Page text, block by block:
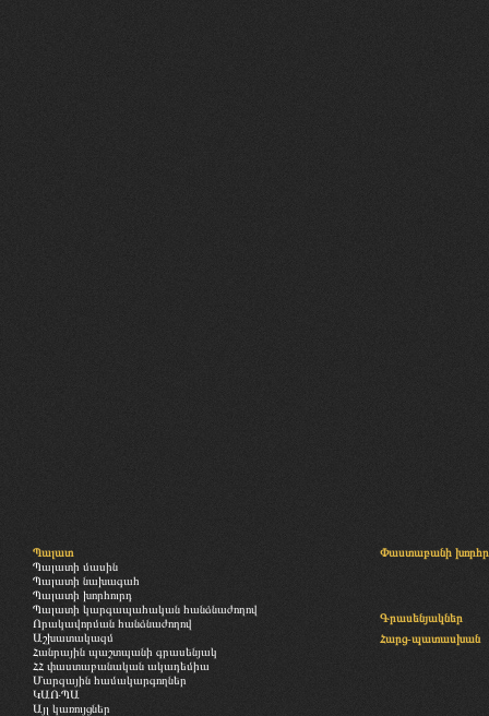
Պալատ
Պալատի մասին
Պալատի նախագահ
Պալատի խորհուրդ
Պալատի կարգապահական հանձնաժողով
Որակավորման հանձնաժողով
Աշխատակազմ
Հանրային պաշտպանի գրասենյակ
ՀՀ փաստաբանական ակադեմիա
Մարզային համակարգողներ
ԿԱՌՊԱ
Այլ կառույցներ
Փաստաբանի
Գրասենյակներ
Հարց-պատասխան